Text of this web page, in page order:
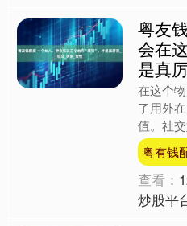
粤友
会在
是真
在这个
了用外
值。社
的旅行
配；社
粤有钱
查看：
炒股平